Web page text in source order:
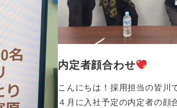
内定者顔合わせ
こんにちは！採用担当の皆川
４月に入社予定の内定者の顔